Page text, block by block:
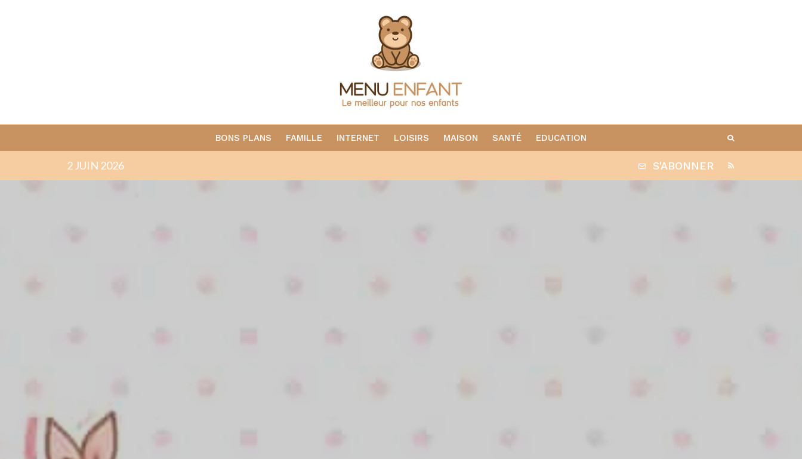
BONS PLANS FAMILLE INTERNET LOISIRS MAISON SANTÉ EDUCATION
2 JUIN 2026 S'ABONNER